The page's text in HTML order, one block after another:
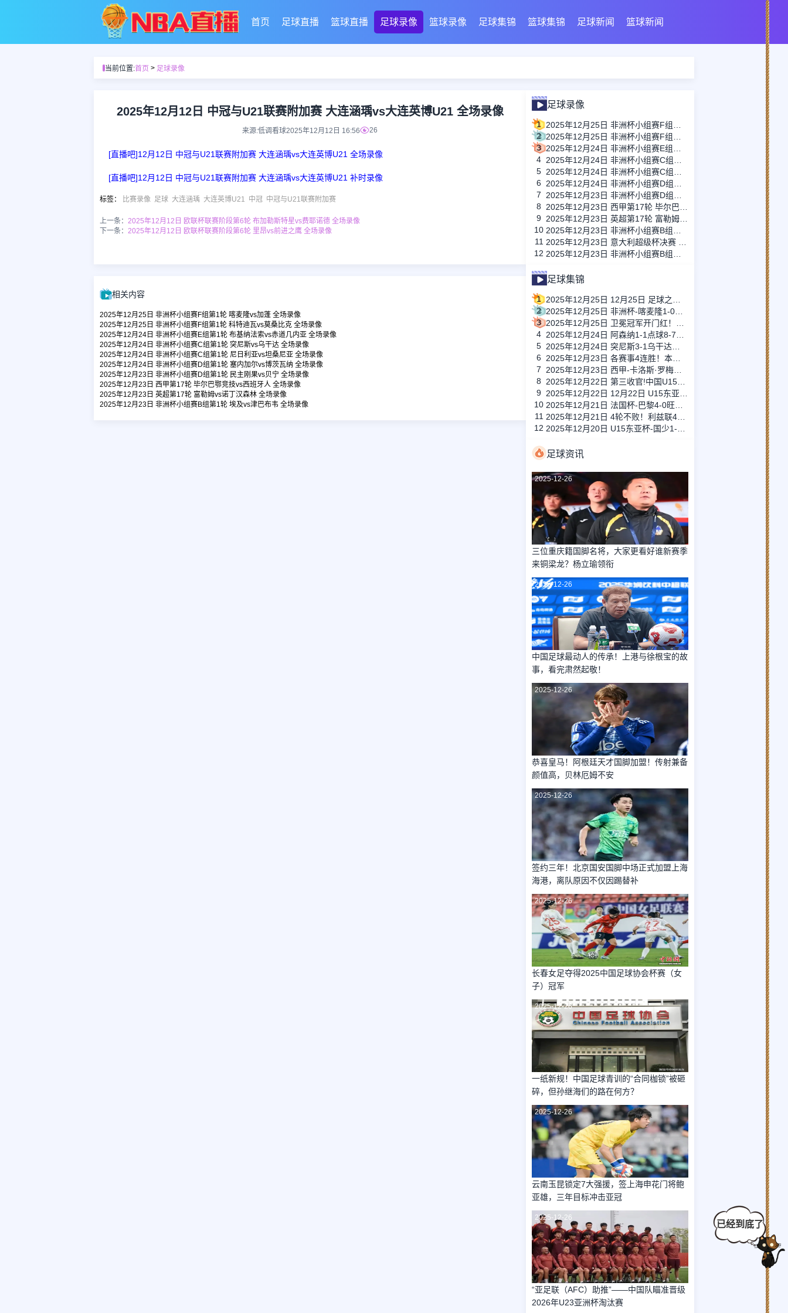
首页 足球直播 篮球直播 足球录像 篮球录像 足球集锦 篮球集锦 足球新闻 篮球新闻
当前位置:首页 > 足球录像
2025年12月12日 中冠与U21联赛附加赛 大连涵瑀vs大连英博U21 全场录像
来源:低调看球2025年12月12日 16:56 26
[直播吧]12月12日 中冠与U21联赛附加赛 大连涵瑀vs大连英博U21 全场录像
[直播吧]12月12日 中冠与U21联赛附加赛 大连涵瑀vs大连英博U21 补时录像
标签： 比赛录像 足球 大连涵瑀 大连英博U21 中冠 中冠与U21联赛附加赛
上一条： 2025年12月12日 欧联杯联赛阶段第6轮 布加勒斯特星vs费耶诺德 全场录像
下一条： 2025年12月12日 欧联杯联赛阶段第6轮 里昂vs前进之鹰 全场录像
相关内容
2025年12月25日 非洲杯小组赛F组第1轮 喀麦隆vs加蓬 全场录像
2025年12月25日 非洲杯小组赛F组第1轮 科特迪瓦vs莫桑比克 全场录像
2025年12月24日 非洲杯小组赛E组第1轮 布基纳法索vs赤道几内亚 全场录像
2025年12月24日 非洲杯小组赛C组第1轮 突尼斯vs乌干达 全场录像
2025年12月24日 非洲杯小组赛C组第1轮 尼日利亚vs坦桑尼亚 全场录像
2025年12月24日 非洲杯小组赛D组第1轮 塞内加尔vs博茨瓦纳 全场录像
2025年12月23日 非洲杯小组赛D组第1轮 民主刚果vs贝宁 全场录像
2025年12月23日 西甲第17轮 毕尔巴鄂竞技vs西班牙人 全场录像
2025年12月23日 英超第17轮 富勒姆vs诺丁汉森林 全场录像
2025年12月23日 非洲杯小组赛B组第1轮 埃及vs津巴布韦 全场录像
足球录像
1
2
3
4
5
6
7
8
9
10
11
12
足球集锦
1
2
3
4
5
6
7
8
9
10
11
12
足球资讯
2025-12-26
三位重庆籍国脚名将，大家更看好谁新赛季
来铜梁龙？杨立瑜领衔
2025-12-26
中国足球最动人的传承！上港与徐根宝的故
事，看完肃然起敬！
2025-12-26
恭喜皇马！阿根廷天才国脚加盟！传射兼备
颜值高，贝林厄姆不安
2025-12-26
签约三年！北京国安国脚中场正式加盟上海
海港，离队原因不仅因踢替补
2025-12-26
长春女足夺得2025中国足球协会杯赛（女
子）冠军
2025-12-26
一纸新规！中国足球青训的“合同枷锁”被砸
碎，但孙继海们的路在何方？
2025-12-26
云南玉昆锁定7大强援，签上海申花门将鲍
亚雄，三年目标冲击亚冠
2025-12-26
“亚足联（AFC）助推”——中国队瞄准晋级
2026年U23亚洲杯淘汰赛